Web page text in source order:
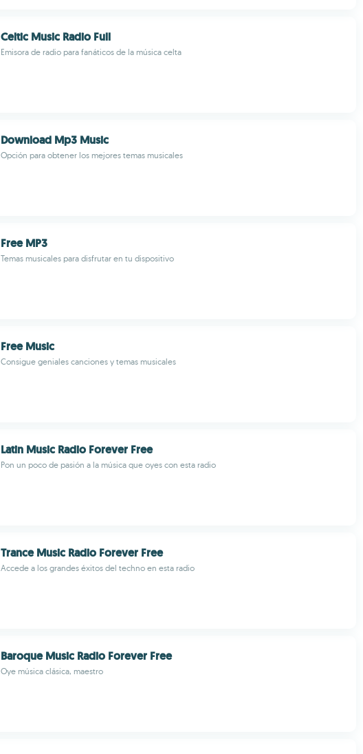
Celtic Music Radio Full
Emisora de radio para fanáticos de la música celta
Download Mp3 Music
Opción para obtener los mejores temas musicales
Free MP3
Temas musicales para disfrutar en tu dispositivo
Free Music
Consigue geniales canciones y temas musicales
Latin Music Radio Forever Free
Pon un poco de pasión a la música que oyes con esta radio
Trance Music Radio Forever Free
Accede a los grandes éxitos del techno en esta radio
Baroque Music Radio Forever Free
Oye música clásica, maestro